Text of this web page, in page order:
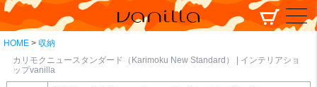
HOME
収納
カリモクニュースタンダード（Karimoku New Standard） | インテリアショ
ップvanilla